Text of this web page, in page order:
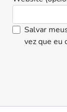
Salvar
vez que eu